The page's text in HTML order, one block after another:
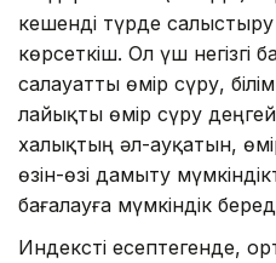
кешенді түрде
көрсеткіш. Ол үш негізгі
салауатты өмір сүру,
лайықты өмір сүру
халықтың әл-ауқатын,
өзін-өзі дамыту
бағалауға мүмкіндік
Индексті есептегенде,